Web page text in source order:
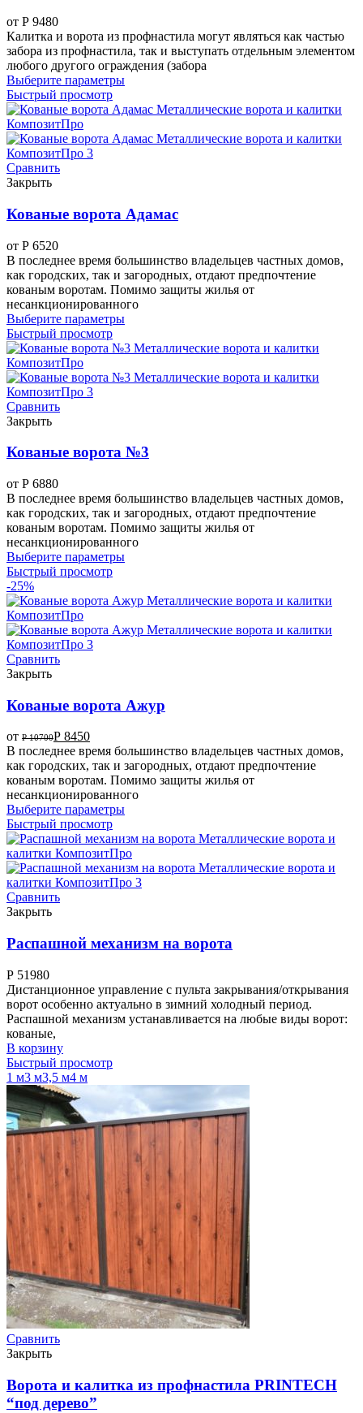
от Р 9480
Калитка и ворота из профнастила могут являться как частью
забора из профнастила, так и выступать отдельным элементом
любого другого ограждения (забора
Выберите параметры
Быстрый просмотр
Сравнить
Закрыть
Кованые ворота Адамас
от Р 6520
В последнее время большинство владельцев частных домов,
как городских, так и загородных, отдают предпочтение
кованым воротам. Помимо защиты жилья от
несанкционированного
Выберите параметры
Быстрый просмотр
Сравнить
Закрыть
Кованые ворота №3
от Р 6880
В последнее время большинство владельцев частных домов,
как городских, так и загородных, отдают предпочтение
кованым воротам. Помимо защиты жилья от
несанкционированного
Выберите параметры
Быстрый просмотр
-25%
Сравнить
Закрыть
Кованые ворота Ажур
от Р10700Р 8450
В последнее время большинство владельцев частных домов,
как городских, так и загородных, отдают предпочтение
кованым воротам. Помимо защиты жилья от
несанкционированного
Выберите параметры
Быстрый просмотр
Сравнить
Закрыть
Распашной механизм на ворота
Р 51980
Дистанционное управление с пульта закрывания/открывания
ворот особенно актуально в зимний холодный период.
Распашной механизм устанавливается на любые виды ворот:
кованые,
В корзину
Быстрый просмотр
1 м3 м3,5 м4 м
Сравнить
Закрыть
Ворота и калитка из профнастила PRINTECH
“под дерево”